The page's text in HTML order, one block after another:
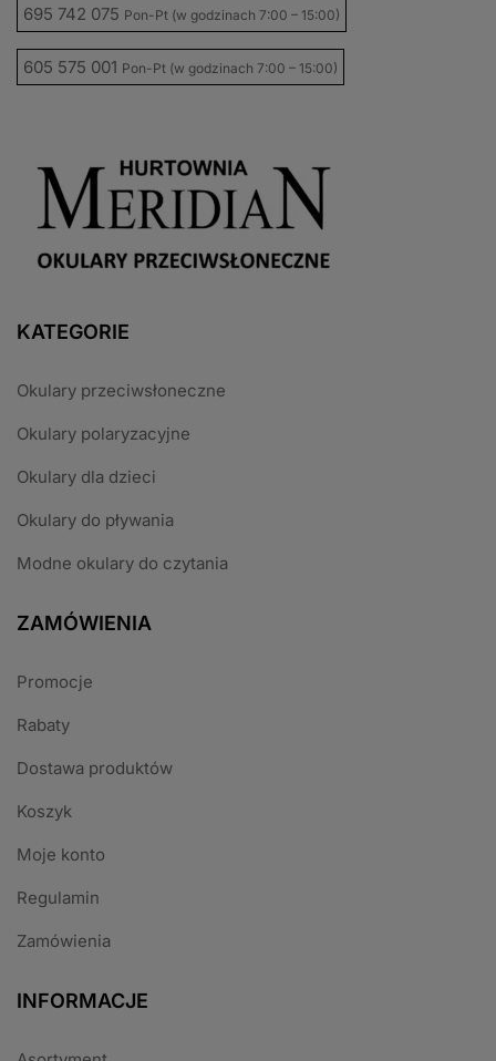
695 742 075 Pon-Pt (w godzinach 7:00 – 15:00)
605 575 001 Pon-Pt (w godzinach 7:00 – 15:00)
KATEGORIE
Okulary przeciwsłoneczne
Okulary polaryzacyjne
Okulary dla dzieci
Okulary do pływania
Modne okulary do czytania
ZAMÓWIENIA
Promocje
Rabaty
Dostawa produktów
Koszyk
Moje konto
Regulamin
Zamówienia
INFORMACJE